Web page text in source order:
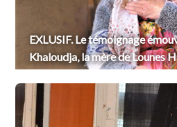
EXLUSIF. Le témoignage
Khaloudja, la mère de Lounes